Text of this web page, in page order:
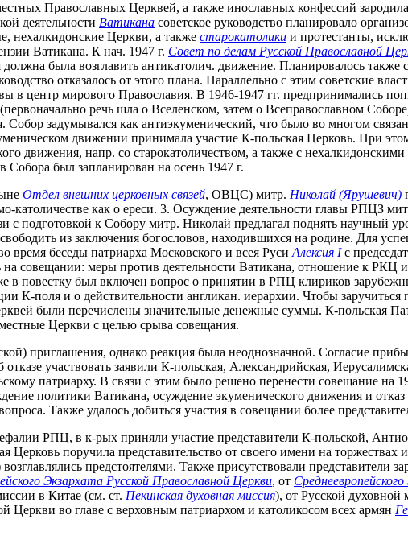
Православных Церквей, а также инославных конфессий
деятельности Ватикана советское руководство планировало
нехалкидонские Церкви, а также старокатолики и протестанты,
Ватикана. К нач. 1947 г. Совет по делам Русской Православной
была возглавить антикатолич. движение. Планировалось также
отказалось от этого плана. Параллельно с этим советские
центр мирового Православия. В 1946-1947 гг. предпринимались
речь шла о Вселенском, затем о Всеправославном
задумывался как антиэкуменический, что было во многом
движении принимала участие К-польская Церковь. При
движения, напр. со старокатоличеством, а также с
был запланирован на осень 1947 г.
Отдел внешних церковных связей, ОВЦС) митр. Николай (Ярушевич)
как о ереси. 3. Осуждение деятельности главы РПЦЗ
подготовкой к Собору митр. Николай предлагал поднять научный
из заключения богословов, находившихся на родине. Для
время беседы патриарха Московского и всея Руси Алексия Iс
на совещании: меры против деятельности Ватикана, отношение к
в повестку был включен вопрос о принятии в РПЦ клириков
К-поля и о действительности англикан. иерархии. Чтобы
были перечислены значительные денежные суммы. К-польская
Церкви с целью срыва совещания.
приглашения, однако реакция была неоднозначной. Согласие
участвовать заявили К-польская, Александрийская,
патриарху. В связи с этим было решено перенести совещание на
политики Ватикана, осуждение экуменического движения и отказ
Также удалось добиться участия в совещании более
РПЦ, в к-рых приняли участие представители К-польской,
поручила представительство от своего имени на торжествах
предстоятелями. Также присутствовали представители
Экзархата Русской Православной Церкви, от
в Китае (см. ст. Пекинская духовная миссия), от Русской
Церкви во главе с верховным патриархом и католикосом всех армян